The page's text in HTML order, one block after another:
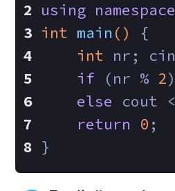
using namespace
int main ()
{
int nr;
if (nr % 2
else cout
return
0 ;
}